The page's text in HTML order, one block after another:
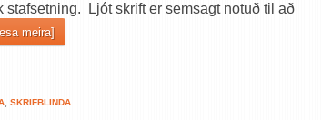
stafsetning. Ljót skrift er semsagt notuð til að
meira]
SKRIFBLINDA